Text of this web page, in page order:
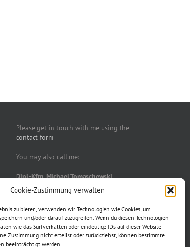
Cookie-Zustimmung verwalten
zu bieten, verwenden wir Technologien wie Cookies, um
und/oder darauf zuzugreifen. Wenn du diesen Technologien
wie das Surfverhalten oder eindeutige IDs auf dieser Website
Zustimmung nicht erteilst oder zurückziehst, können bestimmte
beeinträchtigt werden.
Please get in touch with me using the
contact form
You may also call me:
Dipl.-Kfm. Michael Tomaschewski
T: +49 (0)221 30 18 70 88
M: +49 (0)151 52 13 35 21